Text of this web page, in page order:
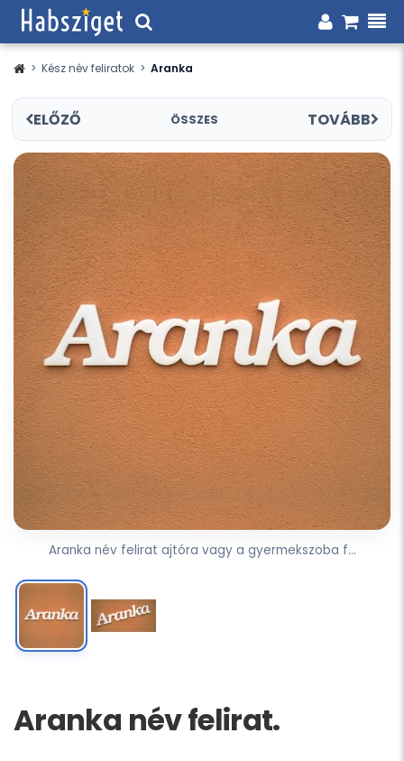
> Kész név feliratok > Aranka
ELŐZŐ ÖSSZES TOVÁBB
Aranka név felirat ajtóra vagy a gyermekszoba f...
Aranka név felirat.